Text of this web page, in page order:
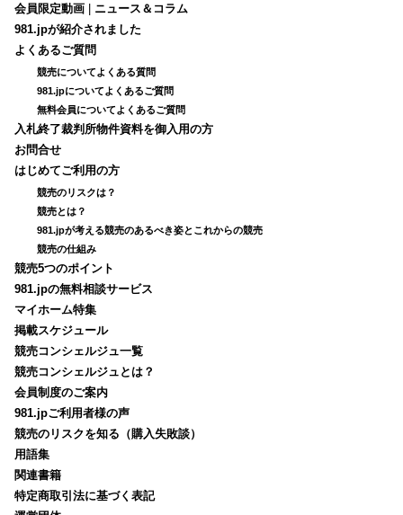
会員限定動画
ニュース＆コラム
981.jpが紹介されました
よくあるご質問
競売についてよくある質問
981.jpについてよくあるご質問
無料会員についてよくあるご質問
入札終了裁判所物件資料を御入用の方
お問合せ
はじめてご利用の方
競売のリスクは？
競売とは？
981.jpが考える競売のあるべき姿とこれからの競売
競売の仕組み
競売5つのポイント
981.jpの無料相談サービス
マイホーム特集
掲載スケジュール
競売コンシェルジュ一覧
競売コンシェルジュとは？
会員制度のご案内
981.jpご利用者様の声
競売のリスクを知る（購入失敗談）
用語集
関連書籍
特定商取引法に基づく表記